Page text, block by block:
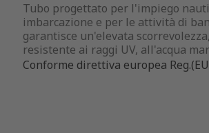
Tubo progettato per l'impiego
imbarcazione e per le attività di
garantisce un'elevata
resistente ai raggi UV, all'acqua
Conforme direttiva europea